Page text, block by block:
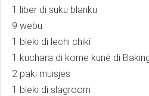
1 liber di suku blanku
9 webu
1 bleki di lechi chikí
1 kuchara di kome kuné di
2 paki muisjes
1 bleki di slagroom